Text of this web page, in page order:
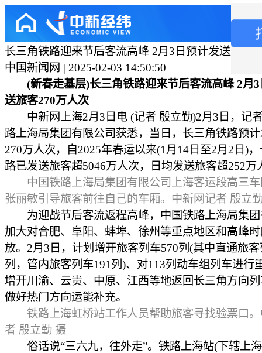
长三角铁路迎来节后客流高峰 2月3日预计发送旅客
中国新闻网 | 2025-02-03 14:50:50
(新春走基层)长三角铁路迎来节后客流高峰 2月
送旅客270万人次
中新网上海2月3日电 (记者 殷立勤)2月3日，记
路上海局集团有限公司获悉，当日，长三角铁路预
270万人次，自2025年春运以来(1月14日至2月2日)
路已发送旅客超5046万人次，日均发送旅客超252万
中国铁路上海局集团有限公司上海客运段高三
张丽敏引导旅客前往自己的车厢。中新网记者 殷立
为迎战节后客流返程高峰，中国铁路上海局集团
加大对合肥、阜阳、蚌埠、徐州等重点地区和高峰
放。2月3日，计划增开旅客列车570列(其中直通旅客
列，管内旅客列车191列)、对113列动车组列车进行
增开川渝、云贵、中原、江西等地返回长三角方向
做好热门方向运能补充。
铁路上海虹桥站工作人员帮助旅客寻找验票口
者 殷立勤 摄
俗话说“三六九，往外走”。铁路上海站(下辖上